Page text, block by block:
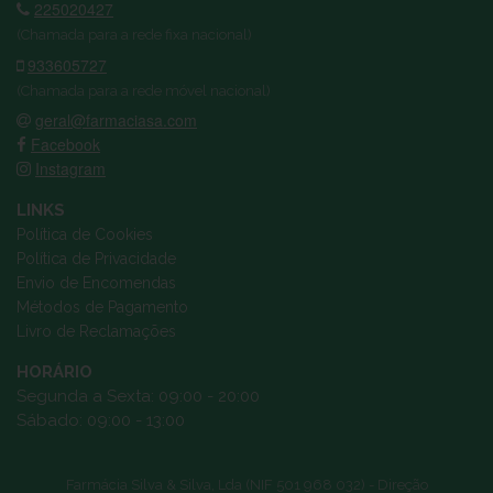
225020427
(Chamada para a rede fixa nacional)
933605727
(Chamada para a rede móvel nacional)
geral@farmaciasa.com
Facebook
Instagram
LINKS
Política de Cookies
Política de Privacidade
Envio de Encomendas
Métodos de Pagamento
Livro de Reclamações
HORÁRIO
Segunda a Sexta: 09:00 - 20:00
Sábado: 09:00 - 13:00
Farmácia Silva & Silva, Lda (NIF 501 968 032) - Direção